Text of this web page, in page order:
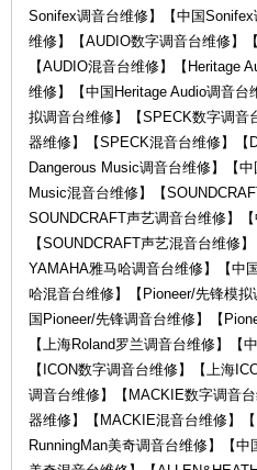
Sonifex调音台维修】【中国
维修】【AUDIO数字调音台维修】
【AUDIO混音台维修】【Heritage
维修】【中国Heritage Audio调音
拟调音台维修】【SPECK数字调
器维修】【SPECK混音台维修】【
Dangerous Music调音台维修】【
Music混音台维修】【
SOUNDCRAFT声艺调音台维修】
【SOUNDCRAFT声艺混音台维修
YAMAHA雅马哈调音台维修】【中
哈混音台维修】【Pioneer/先锋模
国Pioneer/先锋调音台维修】【
【上海Roland罗兰调音台维修】
【ICON数字调音台维修】【上海
调音台维修】【MACKIE数字调音
器维修】【MACKIE混音台维修】
RunningMan美奇调音台维修】【